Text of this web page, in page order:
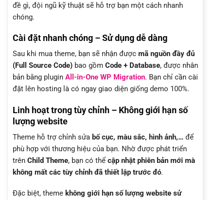
đề gì, đội ngũ kỹ thuật sẽ hỗ trợ bạn một cách nhanh
chóng.
Cài đặt nhanh chóng – Sử dụng dễ dàng
Sau khi mua theme, bạn sẽ nhận được mã nguồn đầy đủ
(Full Source Code) bao gồm Code + Database, được nhân
bản bằng plugin All-in-One WP Migration. Bạn chỉ cần cài
đặt lên hosting là có ngay giao diện giống demo 100%.
Linh hoạt trong tùy chỉnh – Không giới hạn số
lượng website
Theme hỗ trợ chỉnh sửa bố cục, màu sắc, hình ảnh,… để
phù hợp với thương hiệu của bạn. Nhờ được phát triển
trên Child Theme, bạn có thể cập nhật phiên bản mới mà
không mất các tùy chỉnh đã thiết lập trước đó.
Đặc biệt, theme không giới hạn số lượng website sử